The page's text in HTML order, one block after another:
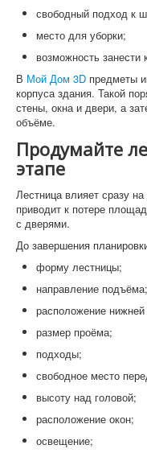
свободный подход к
место для уборки;
возможность
В Мой Дом 3D предметы
корпуса здания. Такой
стены, окна и двери, а
объёме.
Продумайте
этапе
Лестница влияет сразу
приводит к потере
с дверями.
До завершения
форму лестницы;
направление подъёма;
расположение
размер проёма;
подходы;
свободное место
высоту над головой;
расположение окон;
освещение;